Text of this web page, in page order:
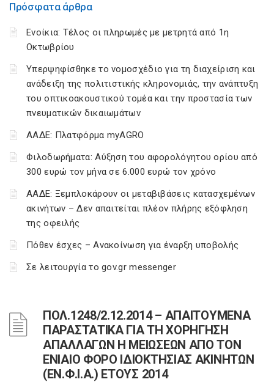
Πρόσφατα άρθρα
Ενοίκια: Τέλος οι πληρωμές με μετρητά από 1η
Οκτωβρίου
Υπερψηφίσθηκε το νομοσχέδιο για τη διαχείριση και
ανάδειξη της πολιτιστικής κληρονομιάς, την ανάπτυξη
του οπτικοακουστικού τομέα και την προστασία των
πνευματικών δικαιωμάτων
ΑΑΔΕ: Πλατφόρμα myAGRO
Φιλοδωρήματα: Αύξηση του αφορολόγητου ορίου από
300 ευρώ τον μήνα σε 6.000 ευρώ τον χρόνο
ΑΑΔΕ: Ξεμπλοκάρουν οι μεταβιβάσεις κατασχεμένων
ακινήτων – Δεν απαιτείται πλέον πλήρης εξόφληση
της οφειλής
Πόθεν έσχες – Ανακοίνωση για έναρξη υποβολής
Σε λειτουργία το gov.gr messenger
ΠΟΛ.1248/2.12.2014 – ΑΠΑΙΤΟΥΜΕΝΑ
ΠΑΡΑΣΤΑΤΙΚΑ ΓΙΑ ΤΗ ΧΟΡΗΓΗΣΗ
ΑΠΑΛΛΑΓΩΝ Η ΜΕΙΩΣΕΩΝ ΑΠΟ ΤΟΝ
ΕΝΙΑΙΟ ΦΟΡΟ ΙΔΙΟΚΤΗΣΙΑΣ ΑΚΙΝΗΤΩΝ
(ΕΝ.Φ.Ι.Α.) ΕΤΟΥΣ 2014